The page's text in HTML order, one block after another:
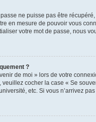
ne puisse pas être
en mesure de pouvoir vous
votre mot de passe, nous
?
de moi » lors de votre
veuillez cocher la case « Se
etc. Si vous n’arrivez